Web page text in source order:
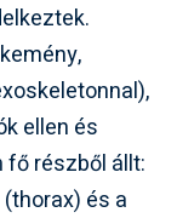
ellen és
részből állt:
és a